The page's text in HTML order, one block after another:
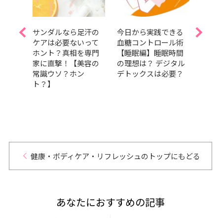
サンダルなら足汗の
ケアは必要ないって
ホント？真相を専門
家に直撃！【美容の
常識ウソ？ホン
ト？】
今日から実践できる
血糖コントロール術
【睡眠編】睡眠時間
の理想は？ デジタル
デトックスは必要？
中川
健康・ボディケア・リフレッシュのトップにもどる
あなたにおすすめの記事